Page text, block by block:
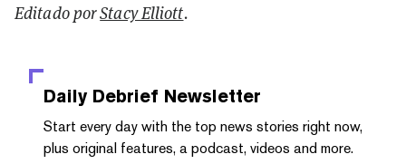
Editado porStacy Elliott.
Daily Debrief Newsletter
Start every day with the top news stories right now,
plus original features, a podcast, videos and more.